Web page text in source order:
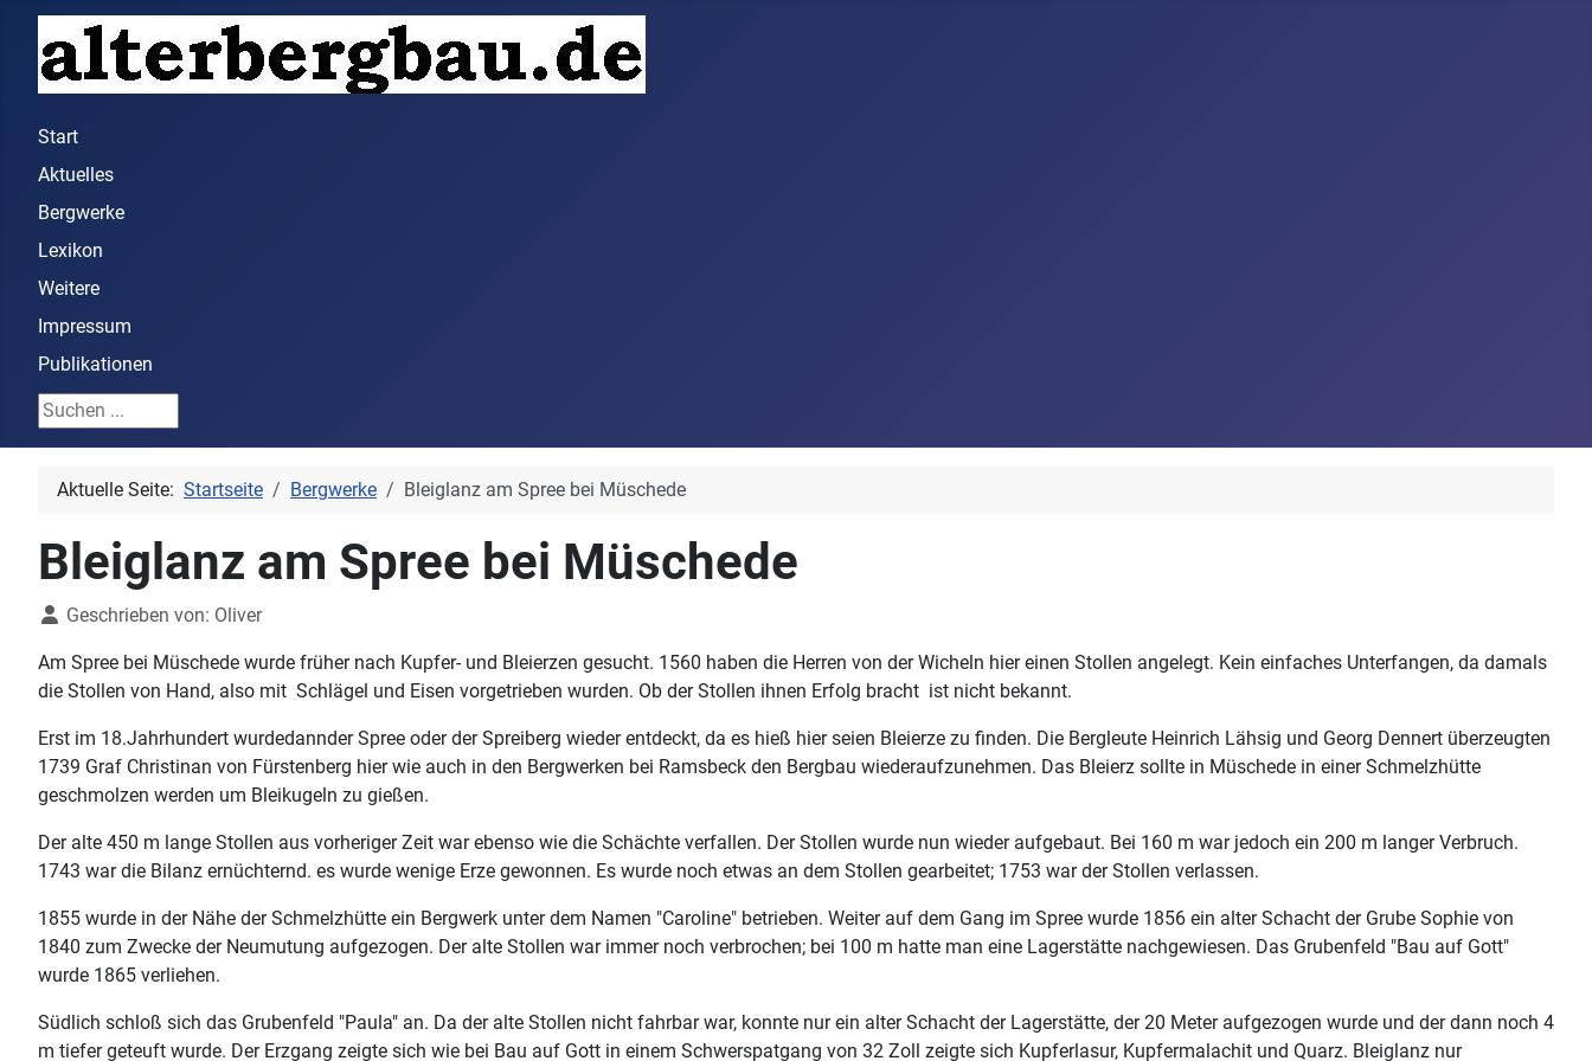
Start
Aktuelles
Bergwerke
Lexikon
Weitere
Impressum
Publikationen
Suchen ...
Aktuelle Seite: Startseite Bergwerke Bleiglanz am Spree bei Müschede
Bleiglanz am Spree bei Müschede
DetailsGeschrieben von: Oliver
Am Spree bei Müschede wurde früher nach Kupfer- und Bleierzen gesucht. 1560 haben die Herren von der Wicheln hier einen Stollen angelegt. Kein einfaches Unterfangen, da damals
die Stollen von Hand, also mit Schlägel und Eisen vorgetrieben wurden. Ob der Stollen ihnen Erfolg bracht ist nicht bekannt.
Erst im 18.Jahrhundert wurdedannder Spree oder der Spreiberg wieder entdeckt, da es hieß hier seien Bleierze zu finden. Die Bergleute Heinrich Lähsig und Georg Dennert überzeugten
1739 Graf Christinan von Fürstenberg hier wie auch in den Bergwerken bei Ramsbeck den Bergbau wiederaufzunehmen. Das Bleierz sollte in Müschede in einer Schmelzhütte
geschmolzen werden um Bleikugeln zu gießen.
Der alte 450 m lange Stollen aus vorheriger Zeit war ebenso wie die Schächte verfallen. Der Stollen wurde nun wieder aufgebaut. Bei 160 m war jedoch ein 200 m langer Verbruch.
1743 war die Bilanz ernüchternd. es wurde wenige Erze gewonnen. Es wurde noch etwas an dem Stollen gearbeitet; 1753 war der Stollen verlassen.
1855 wurde in der Nähe der Schmelzhütte ein Bergwerk unter dem Namen "Caroline" betrieben. Weiter auf dem Gang im Spree wurde 1856 ein alter Schacht der Grube Sophie von
1840 zum Zwecke der Neumutung aufgezogen. Der alte Stollen war immer noch verbrochen; bei 100 m hatte man eine Lagerstätte nachgewiesen. Das Grubenfeld "Bau auf Gott"
wurde 1865 verliehen.
Südlich schloß sich das Grubenfeld "Paula" an. Da der alte Stollen nicht fahrbar war, konnte nur ein alter Schacht der Lagerstätte, der 20 Meter aufgezogen wurde und der dann noch 4
m tiefer geteuft wurde. Der Erzgang zeigte sich wie bei Bau auf Gott in einem Schwerspatgang von 32 Zoll zeigte sich Kupferlasur, Kupfermalachit und Quarz. Bleiglanz nur